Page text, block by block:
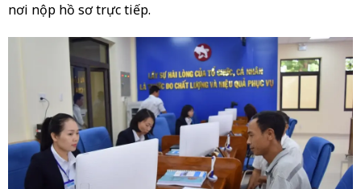
nơi nộp hồ sơ trực tiếp.